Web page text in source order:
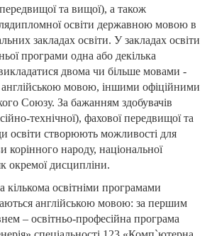
та вищої), а також
освіти державною мовою в
закладах освіти. У закладах освіти
програми одна або декілька
двома чи більше мовами -
мовою, іншими офіційними
Союзу. За бажанням здобувачів
технічної), фахової передвищої та
освіти створюють можливості для
народу, національної
окремої дисципліни.
освітніми програмами
англійською мовою: за першим
– освітньо-професійна програма